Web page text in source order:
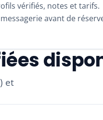
vérifiés, notes et tarifs.
avant de
et